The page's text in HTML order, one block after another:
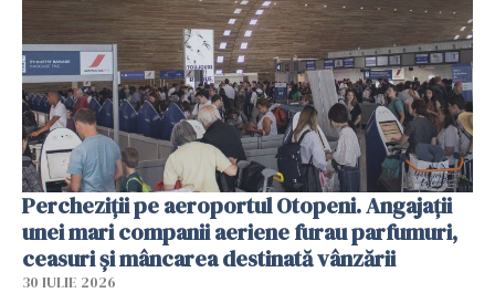
Percheziții pe aeroportul Otopeni. Angajații
unei mari companii aeriene furau parfumuri,
ceasuri și mâncarea destinată vânzării
30 IULIE 2026